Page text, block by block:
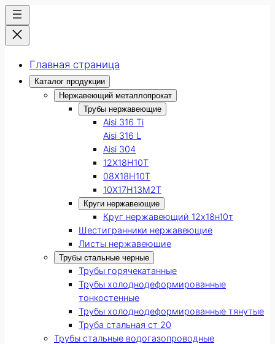
Главная страница
Каталог продукции
Нержавеющий металлопрокат
Трубы нержавеющие
Aisi 316 Ti
Aisi 316 L
Aisi 304
12Х18Н10Т
08Х18Н10Т
10Х17Н13М2Т
Круги нержавеющие
Круг нержавеющий 12х18н10т
Шестигранники нержавеющие
Листы нержавеющие
Трубы стальные черные
Трубы горячекатанные
Трубы холоднодеформированные
тонкостенные
Трубы холоднодеформированные тянутые
Труба стальная ст 20
Трубы стальные водогазопроводные